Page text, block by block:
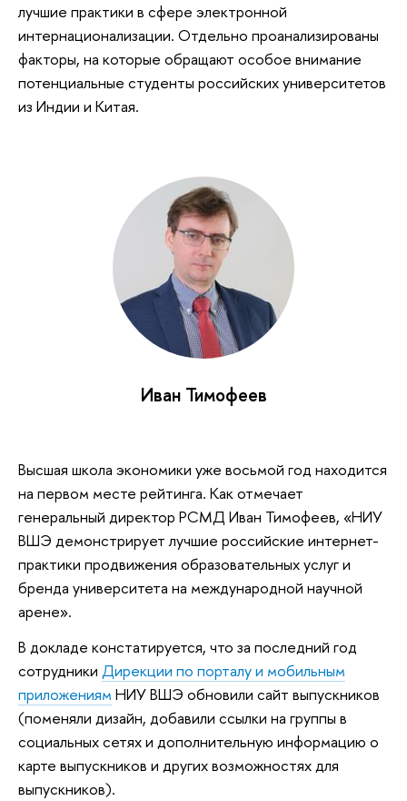
лучшие практики в сфере электронной
интернационализации. Отдельно проанализированы
факторы, на которые обращают особое внимание
потенциальные студенты российских университетов
из Индии и Китая.
Иван Тимофеев
Высшая школа экономики уже восьмой год находится
на первом месте рейтинга. Как отмечает
генеральный директор РСМД Иван Тимофеев, «НИУ
ВШЭ демонстрирует лучшие российские интернет-
практики продвижения образовательных услуг и
бренда университета на международной научной
арене».
В докладе констатируется, что за последний год
сотрудники Дирекции по порталу и мобильным
приложениям НИУ ВШЭ обновили сайт выпускников
(поменяли дизайн, добавили ссылки на группы в
социальных сетях и дополнительную информацию о
карте выпускников и других возможностях для
выпускников).